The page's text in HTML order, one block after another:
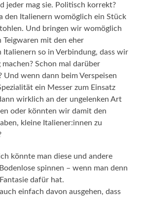
jeder mag sie. Politisch korrekt?
den Italienern womöglich ein Stück
Und bringen wir womöglich
Teigwaren mit den eher
Italienern so in Verbindung, dass wir
Schon mal darüber
Und wenn dann beim Verspeisen
ein Messer zum Einsatz
wirklich an der ungelenken Art
oder könnten wir damit den
kleine Italiener:innen zu
könnte man diese und andere
spinnen – wenn man denn
dafür hat.
einfach davon ausgehen, dass